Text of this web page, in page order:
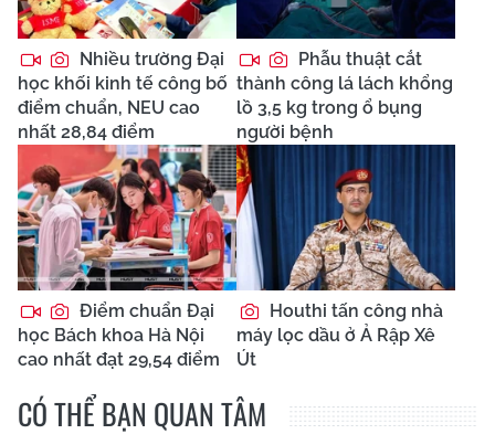
Nhiều trường Đại
học khối kinh tế công bố
điểm chuẩn, NEU cao
nhất 28,84 điểm
Phẫu thuật cắt
thành công lá lách khổng
lồ 3,5 kg trong ổ bụng
người bệnh
Điểm chuẩn Đại
học Bách khoa Hà Nội
cao nhất đạt 29,54 điểm
Houthi tấn công nhà
máy lọc dầu ở Ả Rập Xê
Út
CÓ THỂ BẠN QUAN TÂM